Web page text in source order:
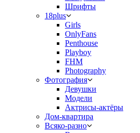
Шрифты
18plus
Girls
OnlyFans
Penthouse
Playboy
FHM
Photography
Фотография
Девушки
Модели
Актрисы-актёры
Дом-квартира
Всяко-разно